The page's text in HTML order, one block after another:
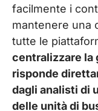
facilmente i
mantenere una
tutte le
centralizzare la
risponde
dagli analisti di
delle unità di